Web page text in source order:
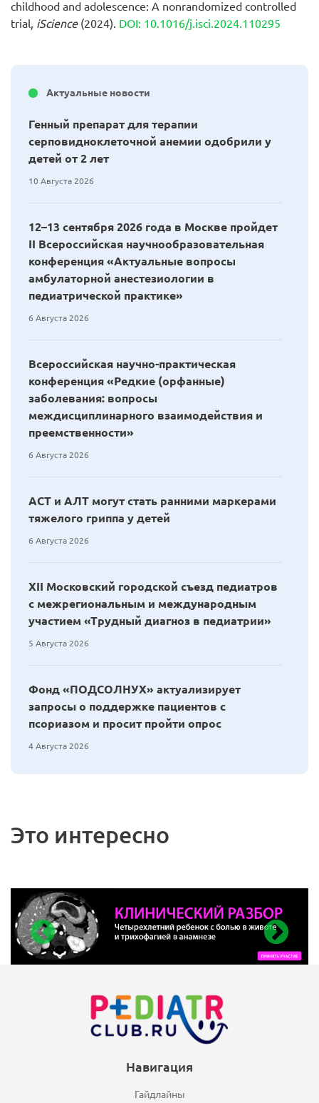
childhood and adolescence: A nonrandomized controlled
trial, iScience(2024). DOI: 10.1016/j.isci.2024.110295
Актуальные новости
Генный препарат для терапии
серповидноклеточной анемии одобрили у
детей от 2 лет
10 Августа 2026
12–13 сентября 2026 года в Москве пройдет
II Всероссийская научнообразовательная
конференция «Актуальные вопросы
амбулаторной анестезиологии в
педиатрической практике»
6 Августа 2026
Всероссийская научно-практическая
конференция «Редкие (орфанные)
заболевания: вопросы
междисциплинарного взаимодействия и
преемственности»
6 Августа 2026
АСТ и АЛТ могут стать ранними маркерами
тяжелого гриппа у детей
6 Августа 2026
XII Московский городской съезд педиатров
с межрегиональным и международным
участием «Трудный диагноз в педиатрии»
5 Августа 2026
Фонд «ПОДСОЛНУХ» актуализирует
запросы о поддержке пациентов с
псориазом и просит пройти опрос
4 Августа 2026
Это интересно
Навигация
Гайдлайны